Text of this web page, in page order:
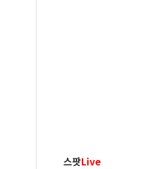
스팟Live